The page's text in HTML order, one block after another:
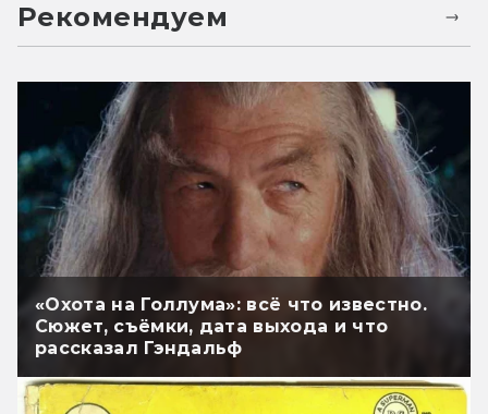
Рекомендуем
«Охота на Голлума»: всё что известно.
Сюжет, съёмки, дата выхода и что
рассказал Гэндальф